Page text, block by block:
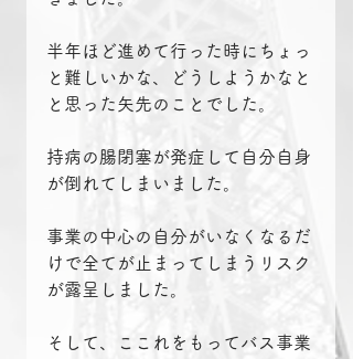
半年ほど進めて行った時にちょっ
と難しいかな、どうしようかなと
と思った矢先のことでした。
持病の腸閉塞が発症して自分自身
が倒れてしまいました。
事業の中心の自分がいなくなるだ
けで全てが止まってしまうリスク
が露呈しました。
そして、ここれをもってバス事業